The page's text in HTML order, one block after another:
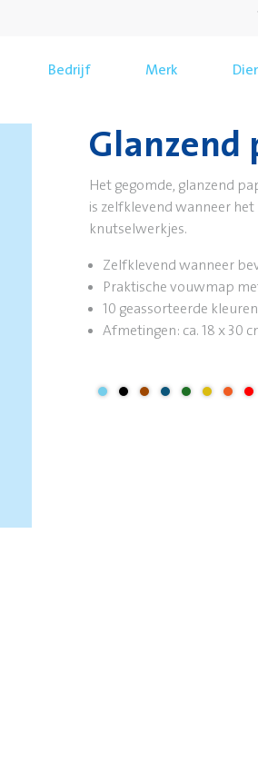
Bedrijf Merk
Glanzend
Het gegomde, glanzend
is zelfklevend wanneer
knutselwerkjes.
Zelfklevend wanneer
Praktische vouwmap
10 geassorteerde kleuren
Afmetingen: ca. 18 x 30